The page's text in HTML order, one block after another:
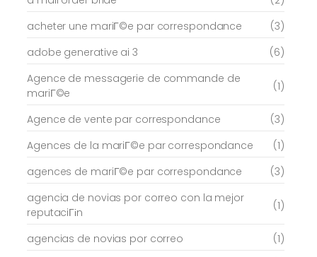
acheter une mariГ©e par correspondance
(3)
adobe generative ai 3
(6)
Agence de messagerie de commande de
mariГ©e
(1)
Agence de vente par correspondance
(3)
Agences de la mariГ©e par correspondance
(1)
agences de mariГ©e par correspondance
(3)
agencia de novias por correo con la mejor
reputaciГіn
(1)
agencias de novias por correo
(1)